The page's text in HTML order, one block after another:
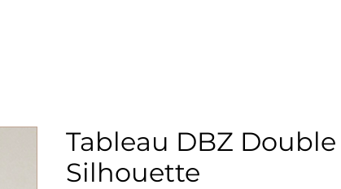
Tableau DBZ Double
Silhouette